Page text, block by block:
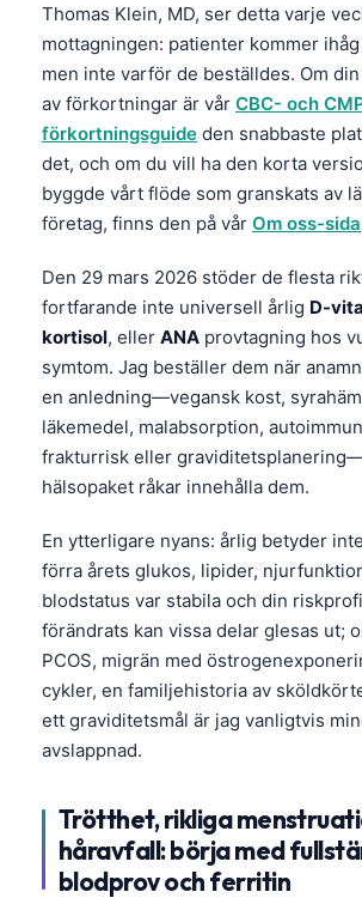
Thomas Klein, MD, ser detta varje
mottagningen: patienter kommer
men inte varför de beställdes. Om
av förkortningar är vår CBC- och
förkortningsguide den snabbaste
det, och om du vill ha den korta
byggde vårt flöde som granskats av
företag, finns den på vår Om oss-sida
Den 29 mars 2026 stöder de flesta
fortfarande inte universell årlig D-
kortisol, eller ANA provtagning hos
symtom. Jag beställer dem när
en anledning—vegansk kost,
läkemedel, malabsorption,
frakturrisk eller
hälsopaket råkar innehålla dem.
En ytterligare nyans: årlig betyder
förra årets glukos, lipider,
blodstatus var stabila och din
förändrats kan vissa delar glesas ut;
PCOS, migrän med
cykler, en familjehistoria av
ett graviditetsmål är jag vanligtvis
avslappnad.
Trötthet, rikliga
håravfall: börja med
blodprov och ferritin